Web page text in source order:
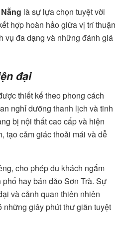
là sự lựa chọn tuyệt vời
hợp hoàn hảo giữa vị trí thuận
vụ đa dạng và những đánh giá
đại
thiết kế theo phong cách
nghỉ dưỡng thanh lịch và tinh
bị nội thất cao cấp và hiện
tạo cảm giác thoải mái và dễ
cho phép du khách ngắm
hay bán đảo Sơn Trà. Sự
và cảnh quan thiên nhiên
những giây phút thư giãn tuyệt